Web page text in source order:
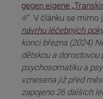
gegen eigene
(odkaz je externí)
". V článku se mimo
návrhu léčebných
(odkaz je externí)
konci března (2024)
dětskou a dorostovou
psychosomatiku a
vznesena již před
(odkaz je externí)
zapojeno 26 dalších